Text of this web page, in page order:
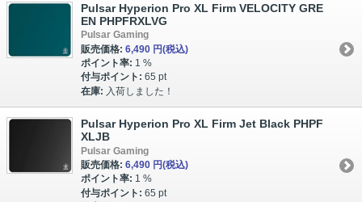
Pulsar Hyperion Pro XL Firm VELOCITY GRE
EN PHPFRXLVG
Pulsar Gaming
販売価格: 6,490 円(税込)
ポイント率: 1 %
付与ポイント: 65 pt
在庫: 入荷しました！
Pulsar Hyperion Pro XL Firm Jet Black PHPF
XLJB
Pulsar Gaming
販売価格: 6,490 円(税込)
ポイント率: 1 %
付与ポイント: 65 pt